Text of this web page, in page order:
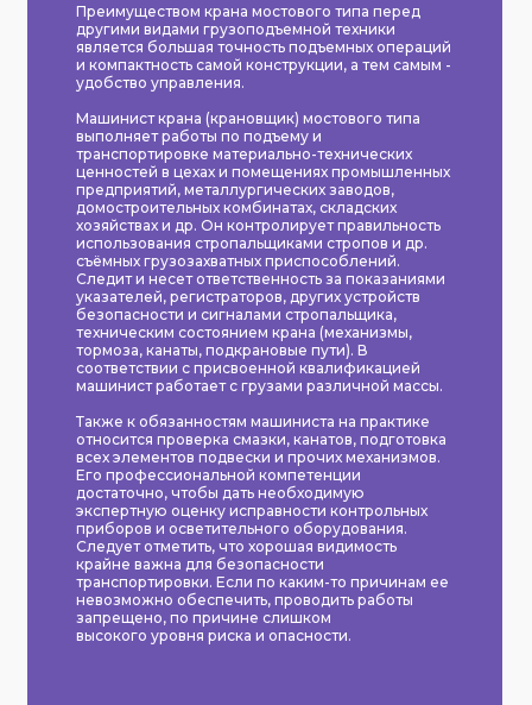
Преимуществом крана мостового типа перед
другими видами грузоподъемной техники
является большая точность подъемных​​​​​​​ операций
и компактность самой конструкции, а тем самым -
удобство управления.
Машинист крана (крановщик) мостового типа
выполняет работы по подъему и
транспортировке материально-технических
ценностей в цехах и помещениях промышленных
предприятий, металлургических заводов,
домостроительных комбинатах, складских
хозяйствах и др. Он контролирует правильность
использования стропальщиками стропов и др.
съёмных грузозахватных приспособлений.
Следит и несет ответственность за показаниями
указателей, регистраторов, других устройств
безопасности и сигналами стропальщика,
техническим состоянием крана (механизмы,
тормоза, канаты, подкрановые пути). В
соответствии с присвоенной квалификацией
машинист работает с грузами различной массы.
Также к обязанностям машиниста на практике
относится проверка смазки, канатов, подготовка
всех элементов подвески и прочих механизмов.
Его профессиональной компетенции
достаточно, чтобы дать необходимую
экспертную оценку исправности контрольных
приборов и осветительного оборудования.
Следует отметить, что хорошая видимость
крайне важна для безопасности
транспортировки. Если по каким-то причинам ее
невозможно обеспечить, проводить работы
запрещено, по причине слишком
высокого уровня риска и опасности.